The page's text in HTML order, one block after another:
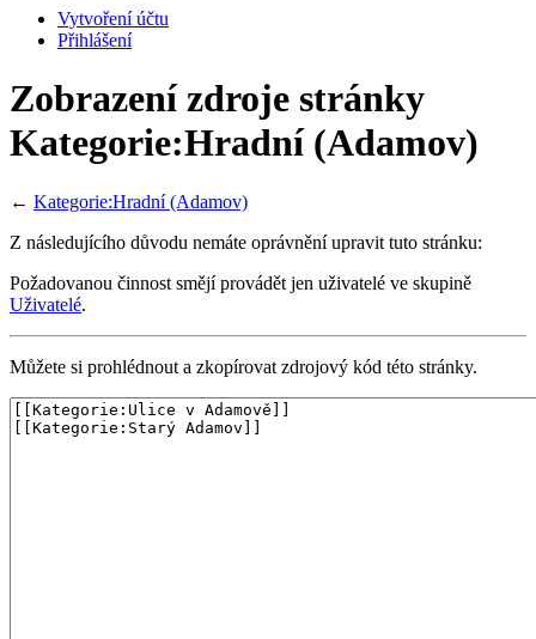
Vytvoření účtu
Přihlášení
Zobrazení zdroje stránky
Kategorie:Hradní (Adamov)
← Kategorie:Hradní (Adamov)
Z následujícího důvodu nemáte oprávnění upravit tuto stránku:
Požadovanou činnost smějí provádět jen uživatelé ve skupině
Uživatelé.
Můžete si prohlédnout a zkopírovat zdrojový kód této stránky.